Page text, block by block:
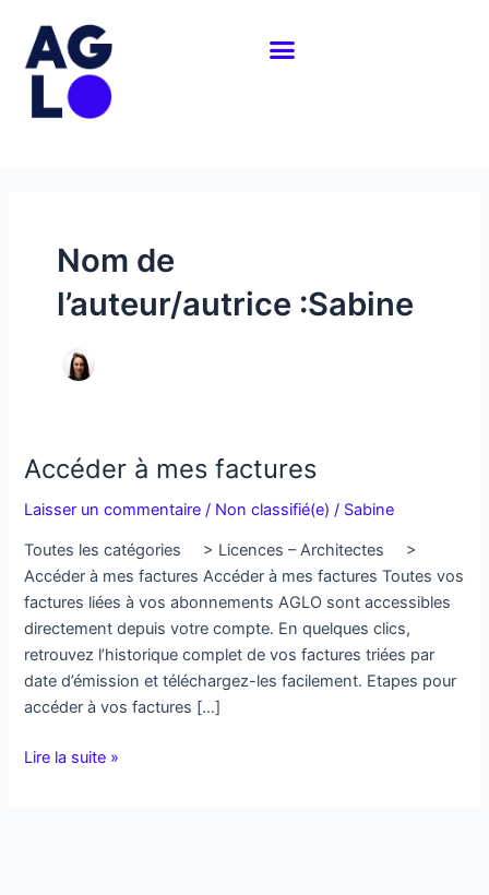
contenu
Nom de
l’auteur/autrice :Sabine
Accéder à mes factures
Laisser un commentaire / Non classifié(e) / Sabine
Toutes les catégories > Licences – Architectes >
Accéder à mes factures Accéder à mes factures Toutes vos
factures liées à vos abonnements AGLO sont accessibles
directement depuis votre compte. En quelques clics,
retrouvez l’historique complet de vos factures triées par
date d’émission et téléchargez-les facilement. Etapes pour
accéder à vos factures […]
Accéder
mes
factures
Lire la suite »